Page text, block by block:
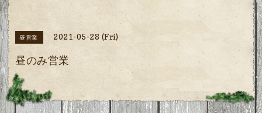
昼営業 2021-05-28 (Fri)
昼のみ営業